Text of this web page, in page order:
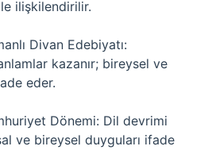
ilişkilendirilir.
Divan Edebiyatı:
kazanır; bireysel ve
eder.
Dönemi: Dil devrimi
ve bireysel duyguları ifade